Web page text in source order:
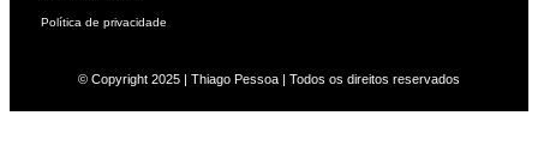
Política de privacidade
© Copyright 2025 | Thiago Pessoa | Todos os direitos reservados